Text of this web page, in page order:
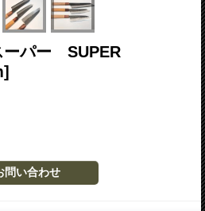
パー SUPER